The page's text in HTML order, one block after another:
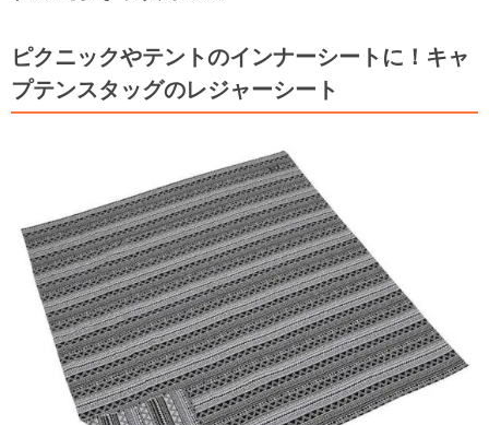
ピクニックやテントのインナーシートに！キャ
プテンスタッグのレジャーシート